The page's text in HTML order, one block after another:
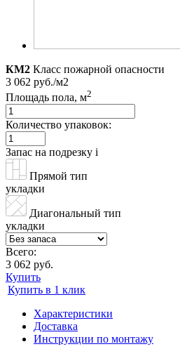
КМ2 Класс пожарной опасности
3 062 руб./м2
Площадь пола, м2
Количество упаковок:
Запас на подрезку i
Прямой тип
укладки
Диагональный тип
укладки
Всего:
3 062 руб.
Купить
Купить в 1 клик
Характеристики
Доставка
Инструкции по монтажу